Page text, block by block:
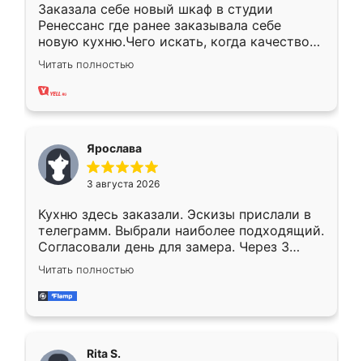
Заказала себе новый шкаф в студии
Ренессанс где ранее заказывала себе
новую кухню.Чего искать, когда качеством
вполне довольна. Служит кухня уже почти
два года, нареканий нет.
Читать полностью
Ярослава
3 августа 2026
Кухню здесь заказали. Эскизы прислали в
телеграмм. Выбрали наиболее подходящий.
Согласовали день для замера. Через 3
недели кухня была уже готова. Остались
довольны работой. Спасибо Ренессанс
мебель за качественную работу!
Читать полностью
Rita S.